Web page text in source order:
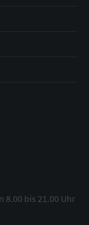
8.00 bis 21.00 Uhr